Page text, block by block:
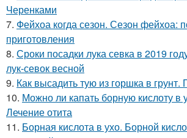
Черенками
7. Фейхоа когда сезон. Сезон фейхоа:
приготовления
8. Сроки посадки лука севка в 2019
лук-севок весной
9. Как высадить тую из горшка в грунт.
10. Можно ли капать борную кислоту в
Лечение отита
11. Борная кислота в ухо. Борной